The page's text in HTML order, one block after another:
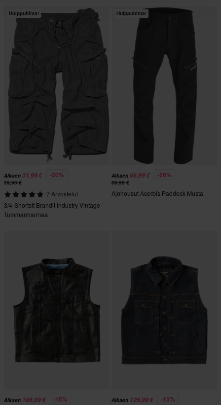
Huippuhinta!
Alkaen 31,99 € -20%
39,90 €
7 Arvostelut
3/4-Shortsit Brandit Industry Vintage
Tummanharmaa
Huippuhinta!
Alkaen 66,99 € -26%
89,95 €
Ajohousut Acerbis Paddock Musta
Alkaen 186,99 € -15% Alkaen 126,99 € -15%